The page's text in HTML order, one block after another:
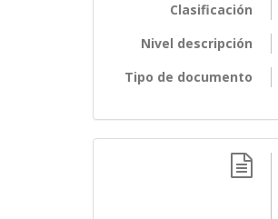
Clasificación
Nivel descripción
Tipo de documento